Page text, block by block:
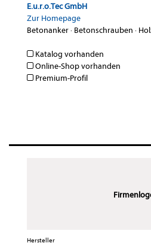
E.u.r.o.Tec GmbH
Zur Homepage
Betonanker· Betonschrauben ·
Katalog vorhanden
Online-Shop vorhanden
Premium-Profil
Hersteller